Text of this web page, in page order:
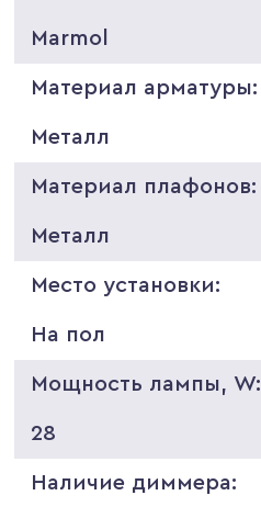
Marmol
Материал арматуры:
Металл
Материал плафонов:
Металл
Место установки:
На пол
Мощность лампы, W:
28
Наличие диммера: